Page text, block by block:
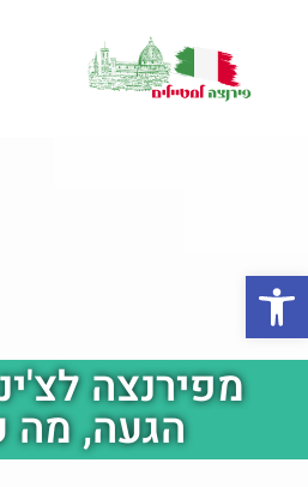
הגעה, מה
פתח סרגל נגישות